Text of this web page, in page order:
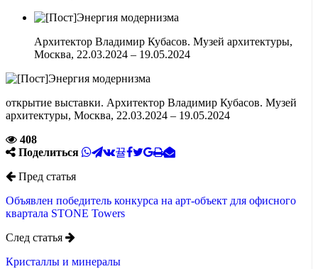
Архитектор Владимир Кубасов. Музей архитектуры,
Москва, 22.03.2024 – 19.05.2024
открытие выставки. Архитектор Владимир Кубасов. Музей
архитектуры, Москва, 22.03.2024 – 19.05.2024
408
Поделиться
Пред статья
Объявлен победитель конкурса на арт-объект для офисного
квартала STONE Towers
След статья
Кристаллы и минералы